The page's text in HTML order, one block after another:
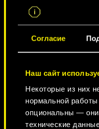
Согласие
Наш сайт
Некоторые из них
нормальной работы
опциональны —
технические